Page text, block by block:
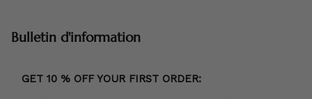
Bulletin d'information
GET 10 % OFF YOUR FIRST ORDER: